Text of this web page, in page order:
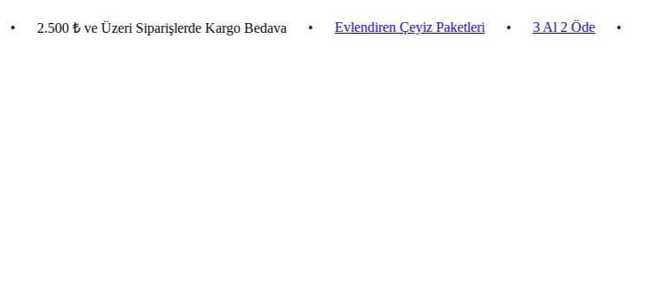
2.500 ₺ ve Üzeri Siparişlerde Kargo Bedava • Evlendiren Çeyiz Paketleri • 3 Al 2 Öde •
2.500